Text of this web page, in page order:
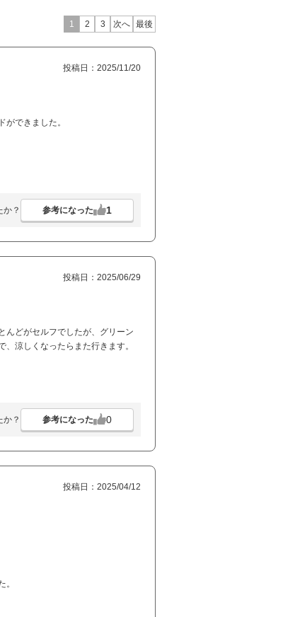
1 2 3 次へ 最後
投稿日：2025/11/20
できました。
か？ 参考になった 1
投稿日：2025/06/29
んどがセルフでしたが、グリーン
涼しくなったらまた行きます。
か？ 参考になった 0
投稿日：2025/04/12
。